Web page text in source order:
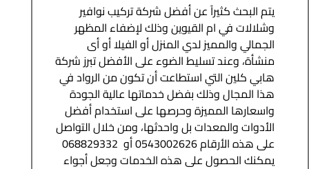
يتم البحث كثيراً عن أفضل شركة تركيب نوافير
وشلالات في ام القيوين وذلك لإضفاء المظهر
الجمالي والمميز لدي المنزل أو الفيلا أو أى
منشأة، وعند تسليط الضوء على الأفضل تبرز شركة
هابي كلين التي استطاعت أن تكون من الرواد في
هذا المجال وذلك بفضل خدماتها عالية الجودة
واسعارها المميزة وحرصها على استخدام أفضل
الأدوات والمعدات بل واحدثها، ومن خلال التواصل
على هذه الأرقام 0543002626 أو 068829332
يمكنك الحصول على هذه الخدمات وجعل أجواء